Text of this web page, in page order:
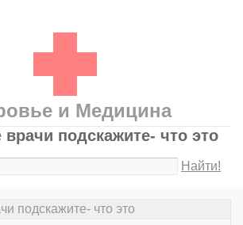
и Медицина
подскажите- что это
Найти!
подскажите- что это